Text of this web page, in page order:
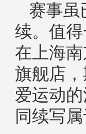
赛事虽
续。值
在上海
旗舰店
爱运动
同续写